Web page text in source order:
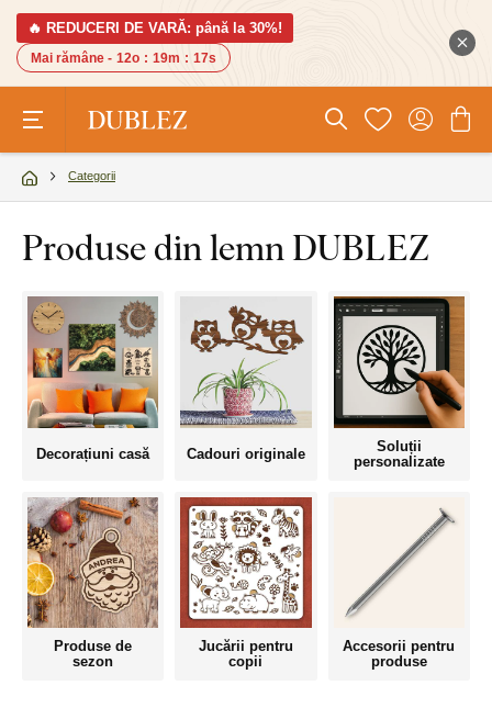
🔥 REDUCERI DE VARĂ: până la 30%!
Mai rămâne - 12o : 19m : 16s
Categorii
Produse din lemn DUBLEZ
Decorațiuni casă Cadouri originale
Soluții
personalizate
Produse de
sezon
Jucării pentru
copii
Accesorii pentru
produse